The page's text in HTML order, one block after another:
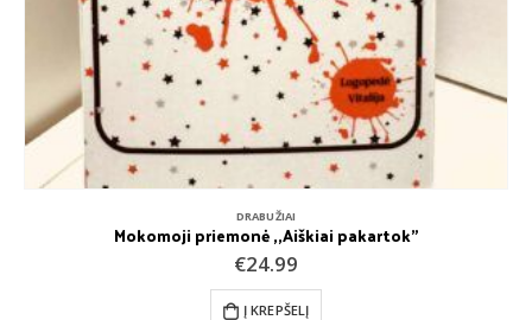
DRABUŽIAI
Mokomoji priemonė ,,Aiškiai pakartok”
€24.99
Į KREPŠELĮ